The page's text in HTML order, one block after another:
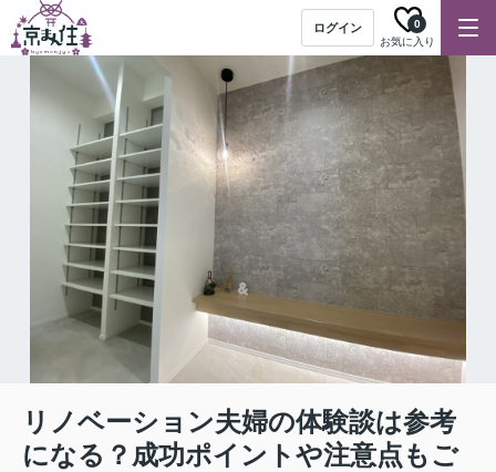
ログイン
お気に入り
0
リノベーション夫婦の体験談は参考
になる？成功ポイントや注意点もご